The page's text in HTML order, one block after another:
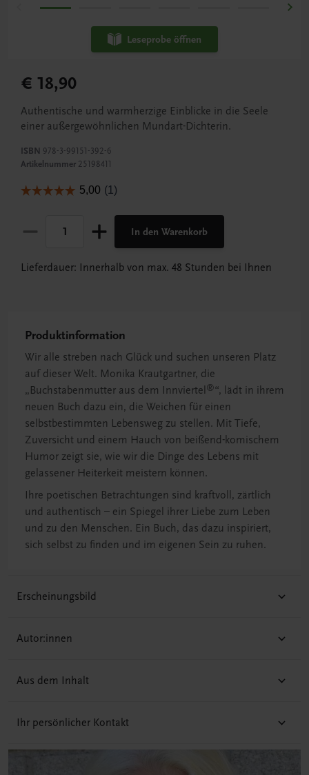
Leseprobe öffnen
€ 18,90
Authentische und warmherzige Einblicke in die Seele
einer außergewöhnlichen Mundart-Dichterin.
ISBN 978-3-99151-392-6
Artikelnummer 25198411
In den Warenkorb
Lieferdauer: Innerhalb von max. 48 Stunden bei Ihnen
Produktinformation
Wir alle streben nach Glück und suchen unseren Platz
auf dieser Welt. Monika Krautgartner, die
„Buchstabenmutter aus dem Innviertel ®“, lädt in ihrem
neuen Buch dazu ein, die Weichen für einen
selbstbestimmten Lebensweg zu stellen. Mit Tiefe,
Zuversicht und einem Hauch von beißend-komischem
Humor zeigt sie, wie wir die Dinge des Lebens mit
gelassener Heiterkeit meistern können.
Ihre poetischen Betrachtungen sind kraftvoll, zärtlich
und authentisch – ein Spiegel ihrer Liebe zum Leben
und zu den Menschen. Ein Buch, das dazu inspiriert,
sich selbst zu finden und im eigenen Sein zu ruhen.
Erscheinungsbild
Autor:innen
Aus dem Inhalt
Ihr persönlicher Kontakt